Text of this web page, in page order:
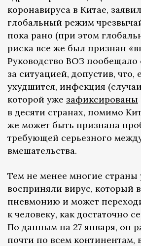
коронавируса в Китае,
глобальный режим
пока рано (при этом
риска все же был признан
Руководство ВОЗ пообещало
за ситуацией, допустив, что,
ухудшится, инфекция
которой уже зафиксированы
в десяти странах, помимо
же может быть признана
требующей серьезного
вмешательства.
Тем не менее многие страны
восприняли вирус, который
пневмонию и может
к человеку, как достаточно
По данным на 27 января, он
почти по всем континентам,